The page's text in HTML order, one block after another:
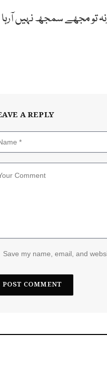
تو مجھے سمجھ نہیں آرہا
A REPLY
Save my name, email, and